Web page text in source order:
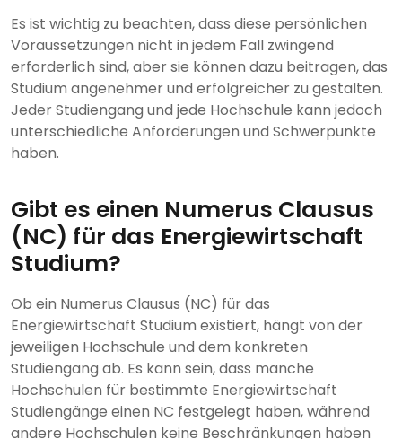
Es ist wichtig zu beachten, dass diese persönlichen
Voraussetzungen nicht in jedem Fall zwingend
erforderlich sind, aber sie können dazu beitragen, das
Studium angenehmer und erfolgreicher zu gestalten.
Jeder Studiengang und jede Hochschule kann jedoch
unterschiedliche Anforderungen und Schwerpunkte
haben.
Gibt es einen Numerus Clausus
(NC) für das Energiewirtschaft
Studium?
Ob ein Numerus Clausus (NC) für das
Energiewirtschaft Studium existiert, hängt von der
jeweiligen Hochschule und dem konkreten
Studiengang ab. Es kann sein, dass manche
Hochschulen für bestimmte Energiewirtschaft
Studiengänge einen NC festgelegt haben, während
andere Hochschulen keine Beschränkungen haben